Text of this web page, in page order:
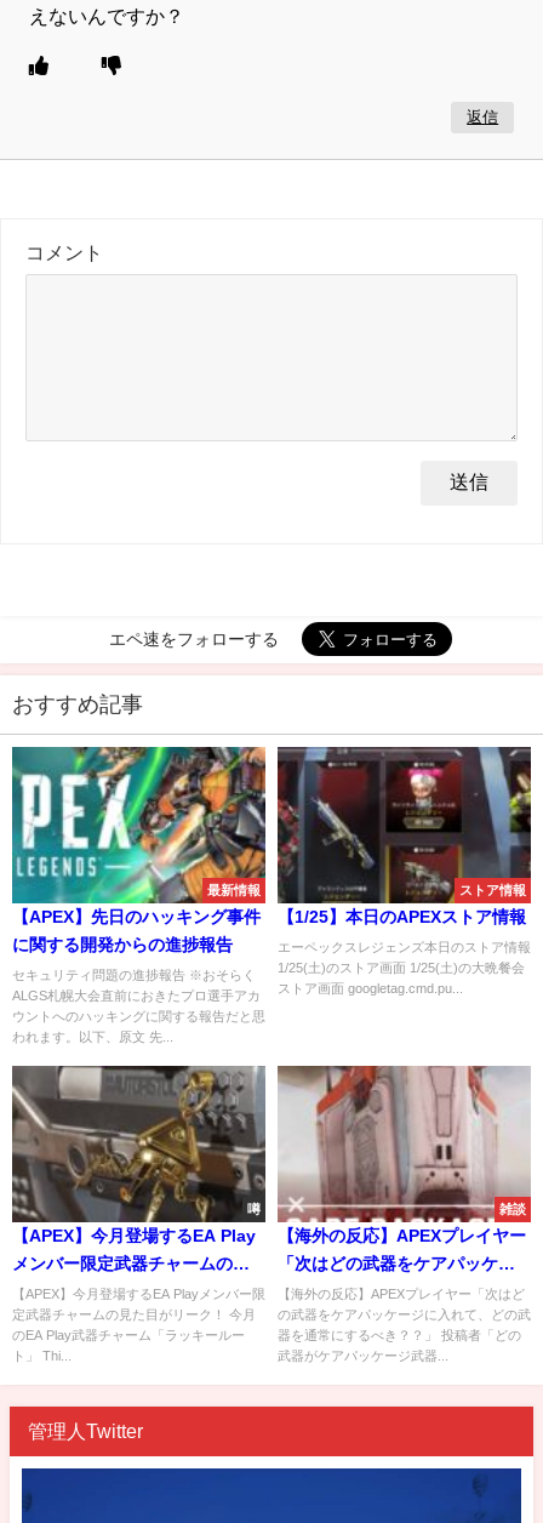
えないんですか？
返信
コメント
エペ速をフォローする
おすすめ記事
最新情報
【APEX】先日のハッキング事件
に関する開発からの進捗報告
セキュリティ問題の進捗報告 ※おそらく
ALGS札幌大会直前におきたプロ選手アカ
ウントへのハッキングに関する報告だと思
われます。以下、原文 先...
ストア情報
【1/25】本日のAPEXストア情報
エーペックスレジェンズ本日のストア情報
1/25(土)のストア画面 1/25(土)の大晩餐会
ストア画面 googletag.cmd.pu...
噂
【APEX】今月登場するEA Play
メンバー限定武器チャームの見
た目がリーク！
【APEX】今月登場するEA Playメンバー限
定武器チャームの見た目がリーク！ 今月
のEA Play武器チャーム「ラッキールー
ト」 Thi...
雑談
【海外の反応】APEXプレイヤー
「次はどの武器をケアパッケー
ジに入れて、どの武器を通常に
するべき？？」
【海外の反応】APEXプレイヤー「次はど
の武器をケアパッケージに入れて、どの武
器を通常にするべき？？」 投稿者「どの
武器がケアパッケージ武器...
管理人Twitter